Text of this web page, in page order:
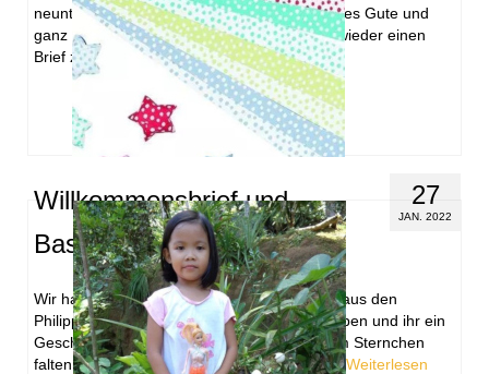
neunten Geburtstag. Wir wünschen Edgar alles Gute und
ganz viel Glück. Wir freuen uns, Edgar bald wieder einen
Brief zu schreiben und halten …Weiterlesen
27
JAN. 2022
Willkommensbrief und
Bastelset an Majoy
Wir haben unserem neuen Patenkind Majoy aus den
Philippinen einen Willkommensbrief geschrieben und ihr ein
Geschenk schicken lassen. Ein Bastelset zum Sternchen
falten. Wir hoffen Majoy freut sich und hat …Weiterlesen